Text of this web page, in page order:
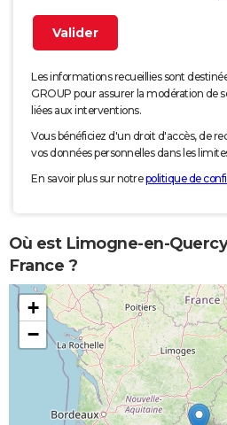
Les informations recueillies sont
GROUP pour assurer la modération de
liées aux interventions.
Vous bénéficiez d'un droit d'accès, de
vos données personnelles dans les
En savoir plus sur notrepolitique de
Où est Limogne-en-
France ?
+
−